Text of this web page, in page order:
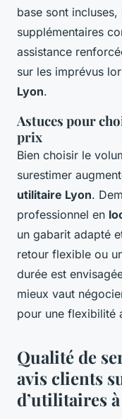
base sont
supplémentaires
assistance
sur les imprévus
Lyon.
Astuces pour
prix
Bien choisir le
surestimer
utilitaire Lyon.
professionnel en
un gabarit adapté
retour flexible ou
durée est
mieux vaut
pour une flexibilité
Qualité de
avis clients
d’utilitaires